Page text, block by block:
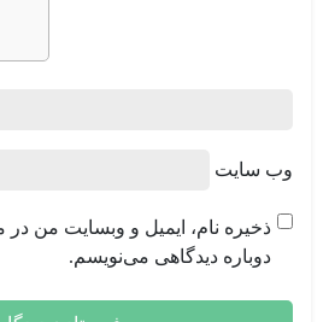
وب‌ سایت
ذخیره نام، ایمیل و وبسایت من
دوباره دیدگاهی می‌نویسم.